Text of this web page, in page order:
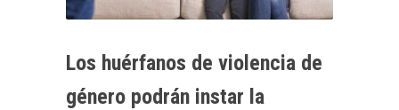
Los huérfanos de violencia de
género podrán instar la